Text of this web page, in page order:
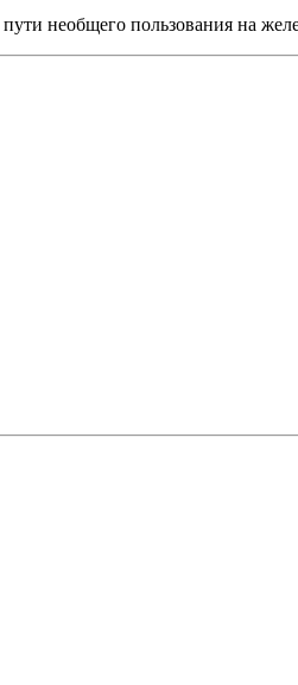
необщего пользования на